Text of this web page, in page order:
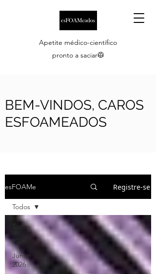
Apetite médico-científico
pronto a saciar🥼
BEM-VINDOS, CAROS
ESFOAMEADOS
esFOAMe Registre-se
Todos
2026
Junho
2026
Todos